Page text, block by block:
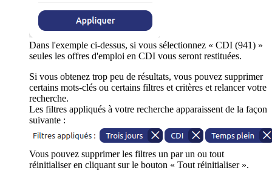
Dans l'exemple ci-dessus, si vous sélectionnez « CDI (941) »
seules les offres d'emploi en CDI vous seront restituées.
Si vous obtenez trop peu de résultats, vous pouvez supprimer
certains mots-clés ou certains filtres et critères et relancer votre
recherche.
Les filtres appliqués à votre recherche apparaissent de la façon
suivante :
Vous pouvez supprimer les filtres un par un ou tout
réinitialiser en cliquant sur le bouton « Tout réinitialiser ».